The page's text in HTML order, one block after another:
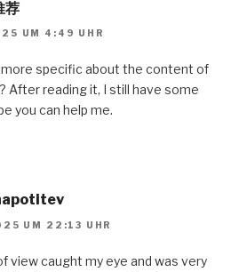
荐
UM 4:49 UHR
more specific about the content of
After reading it, I still have some
you can help me.
UM 22:13 UHR
view caught my eye and was very